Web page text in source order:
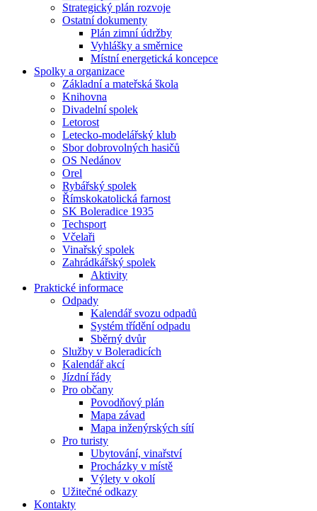
Strategický plán rozvoje
Ostatní dokumenty
Plán zimní údržby
Vyhlášky a směrnice
Místní energetická koncepce
Spolky a organizace
Základní a mateřská škola
Knihovna
Divadelní spolek
Letorost
Letecko-modelářský klub
Sbor dobrovolných hasičů
OS Nedánov
Orel
Rybářský spolek
Římskokatolická farnost
SK Boleradice 1935
Techsport
Včelaři
Vinařský spolek
Zahrádkářský spolek
Aktivity
Praktické informace
Odpady
Kalendář svozu odpadů
Systém třídění odpadu
Sběrný dvůr
Služby v Boleradicích
Kalendář akcí
Jízdní řády
Pro občany
Povodňový plán
Mapa závad
Mapa inženýrských sítí
Pro turisty
Ubytování, vinařství
Procházky v místě
Výlety v okolí
Užitečné odkazy
Kontakty